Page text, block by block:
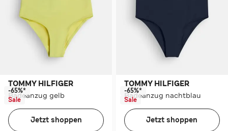
TOMMY HILFIGER
Badeanzug gelb
-65%*
Sale
Jetzt shoppen
TOMMY HILFIGER
Badeanzug nachtblau
-65%*
Sale
Jetzt shoppen